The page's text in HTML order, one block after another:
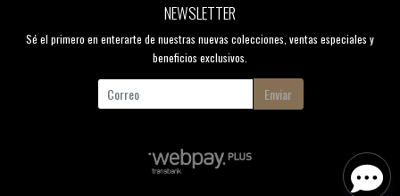
NEWSLETTER
Sé el primero en enterarte de nuestras nuevas colecciones, ventas especiales y
beneficios exclusivos.
Enviar